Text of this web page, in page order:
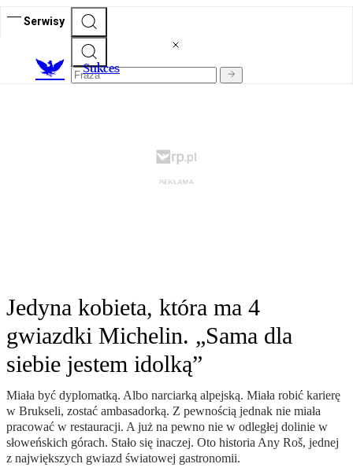
Serwisy
Sukces
Jedyna kobieta, która ma 4
gwiazdki Michelin. „Sama dla
siebie jestem idolką”
Miała być dyplomatką. Albo narciarką alpejską. Miała robić karierę
w Brukseli, zostać ambasadorką. Z pewnością jednak nie miała
pracować w restauracji. A już na pewno nie w odległej dolinie w
słoweńskich górach. Stało się inaczej. Oto historia Any Roš, jednej
z największych gwiazd światowej gastronomii.